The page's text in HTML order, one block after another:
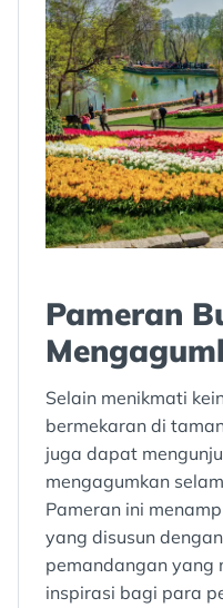
Pameran
Selain menikmati
bermekaran di
juga dapat
mengagumkan
Pameran ini
yang disusun
pemandangan yang
inspirasi bagi para